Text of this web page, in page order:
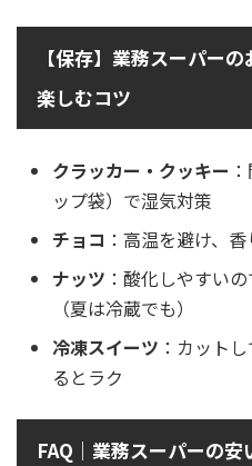
【保存】業務スーパー
楽しむコツ
クラッカー・クッキー
ップ袋）で湿気対策
チョコ ：高温を避け、
ナッツ ：酸化しやすい
（夏は冷蔵でも）
冷凍スイーツ ：カット
るとラク
FAQ｜業務スーパーの